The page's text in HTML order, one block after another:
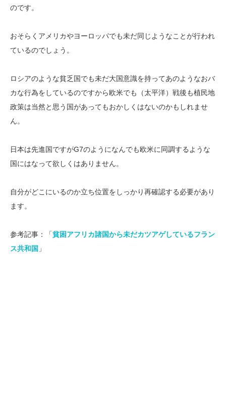
のです。
おそらくアメリカやヨーロッパでも未だ同じようなことが行われ
ているのでしょう。
ロシアのような貧乏国でも未だ大国意識を持ってあのようなおバ
カな行為をしているのですから欧米でも（太平洋）戦後も植民地
政策は当然と思う国があってもおかしくはないのかもしれませ
ん。
日本は先進国ですがG7のようになんでも欧米に同調するような
国にはなって欲しくはありません。
自分がどこにいるのか立ち位置をしっかり再確認する必要があり
ます。
参考記事：「貧困アフリカ諸国から未だカツアゲしているフラン
ス共和国 」